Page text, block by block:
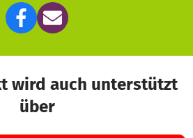
wird auch unterstützt
über